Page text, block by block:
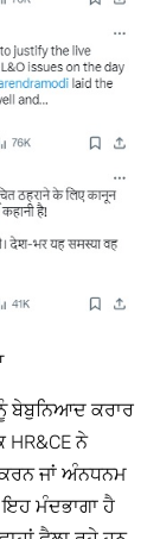
ਬੇਬੁਨਿਆਦ ਕਰਾਰ
HR&CE ਨੇ
ਕਰਨ ਜਾਂ ਅੰਨਧਨਮ
ਮੰਦਭਾਗਾ ਹੈ